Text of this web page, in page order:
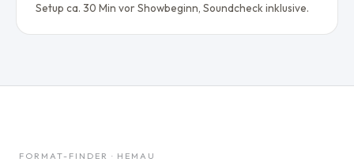
Setup ca. 30 Min vor Showbeginn, Soundcheck inklusive.
FORMAT-FINDER · HEMAU